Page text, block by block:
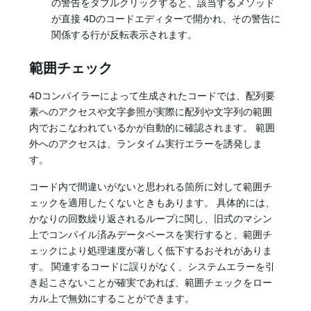
が直接 4Dのコードエディターで開かれ、その警告に
関係する行が反転表示されます。
範囲チェック
4Dコンパイラーによって生成されたコードでは、配列要
素へのアクセスや文字参照が実際に配列や文字列の範囲
内でおこなわれているかが自動的に確認されます。 範囲
外へのアクセスは、ランタイム実行エラーを誘発しま
す。
コード内で間違いがないと思われる箇所に対して範囲チ
ェックを適用したくないときもあります。 具体的には、
かなりの回数繰り返されるループに関し、旧式のマシン
上でコンパイル済みデータベースを実行すると、範囲チ
ェックにより処理速度が著しく低下するおそれがありま
す。 関連するコードに誤りがなく、システムエラーを引
き起こさないことが確実であれば、範囲チェックをロー
カル上で無効にすることができます。